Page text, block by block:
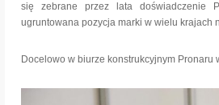
się zebrane przez lata doświadczenie
ugruntowana pozycja marki w wielu krajach
Docelowo w biurze konstrukcyjnym